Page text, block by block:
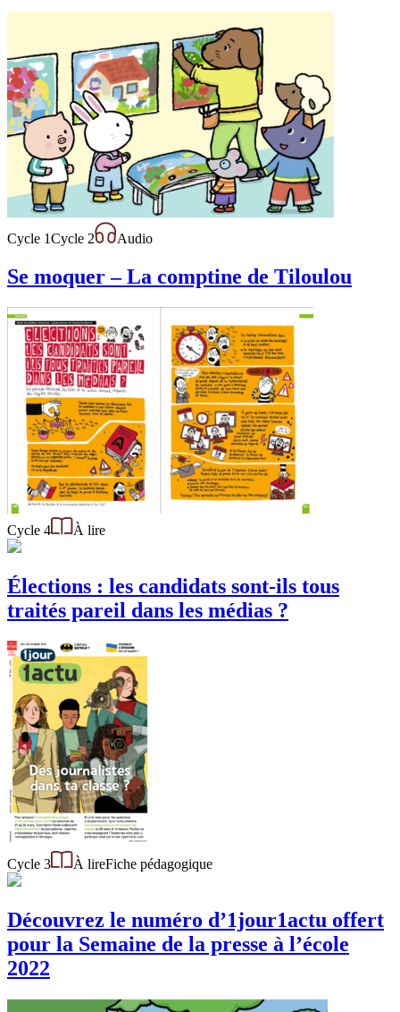
Cycle 1Cycle 2 Audio
Se moquer – La comptine de Tiloulou
Cycle 4 À lire
Élections : les candidats sont-ils tous
traités pareil dans les médias ?
Cycle 3 À lireFiche pédagogique
Découvrez le numéro d’1jour1actu offert
pour la Semaine de la presse à l’école
2022